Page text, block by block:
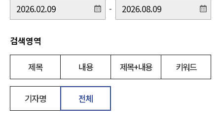
-
검색영역
제목 내용 제목+내용 키워드
기자명 전체